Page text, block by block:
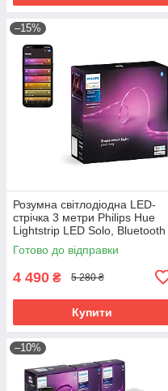
–15%
Розумна світлодіодна LED-
стрічка 3 метри Philips Hue
Lightstrip LED Solo, Bluetooth
HomeKit RGBWW
Готово до відправки
4 490 ₴ 5 280 ₴
Купити
–10%